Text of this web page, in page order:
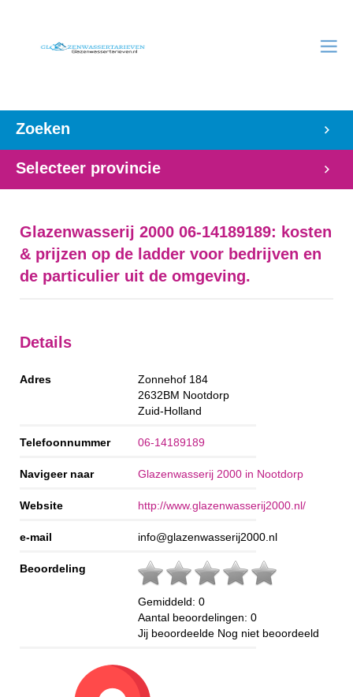
Zoeken
Selecteer provincie
Glazenwasserij 2000 06-14189189: kosten
& prijzen op de ladder voor bedrijven en
de particulier uit de omgeving.
Details
Adres
Zonnehof 184
2632BM Nootdorp
Zuid-Holland
Telefoonnummer 06-14189189
Navigeer naar Glazenwasserij 2000 in Nootdorp
Website http://www.glazenwasserij2000.nl/
e-mail info@glazenwasserij2000.nl
Beoordeling
Gemiddeld: 0
Aantal beoordelingen: 0
Jij beoordeelde Nog niet beoordeeld